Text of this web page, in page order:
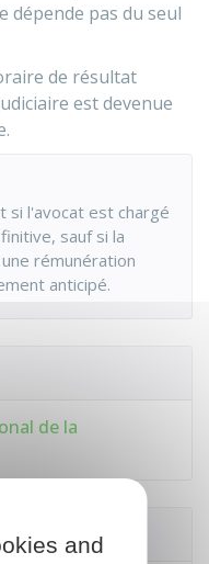
dépende pas du seul
de résultat
est devenue
si l'avocat est chargé
sauf si la
rémunération
anticipé.
de la
and